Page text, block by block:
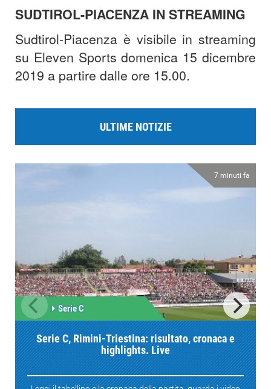
SUDTIROL-PIACENZA IN STREAMING
Sudtirol-Piacenza è visibile in streaming
su Eleven Sports domenica 15 dicembre
2019 a partire dalle ore 15.00.
ULTIME NOTIZIE
7 minuti fa
Serie C
Serie C, Rimini-Triestina: risultato, cronaca e
highlights. Live